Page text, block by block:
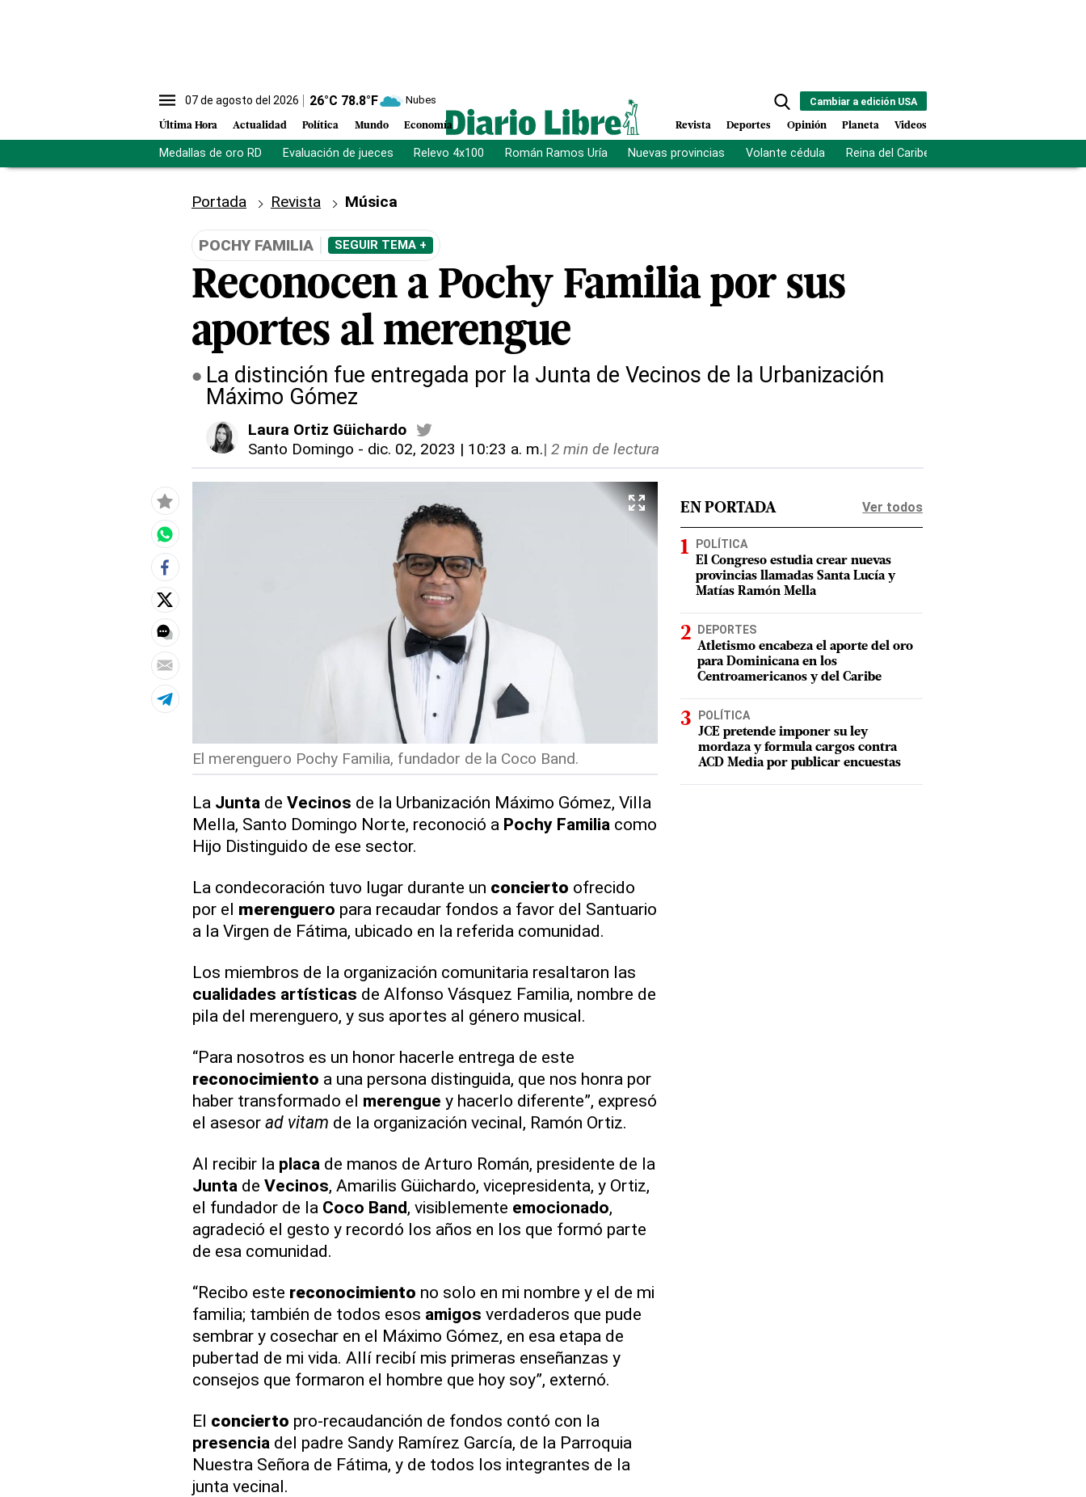
07 de agosto del 2026 26°C 78.8°F Nubes
Última Hora Actualidad Política Mundo Economía
Cambiar a edición USA
Revista Deportes Opinión Planeta Videos
Medallas de oro RD Evaluación de jueces Relevo 4x100 Román Ramos Uría Nuevas provincias Volante cédula Reina del Caribe
Portada Revista Música
POCHY FAMILIA SEGUIR TEMA +
Reconocen a Pochy Familia por sus
aportes al merengue
La distinción fue entregada por la Junta de Vecinos de la Urbanización
Máximo Gómez
Laura Ortiz Güichardo
Santo Domingo - dic. 02, 2023 | 10:23 a. m.| 2 min de lectura
El merenguero Pochy Familia, fundador de la Coco Band.
La Junta de Vecinos de la Urbanización Máximo Gómez, Villa
Mella, Santo Domingo Norte, reconoció a Pochy Familia como
Hijo Distinguido de ese sector.
La condecoración tuvo lugar durante un concierto ofrecido
por el merenguero para recaudar fondos a favor del Santuario
a la Virgen de Fátima, ubicado en la referida comunidad.
Los miembros de la organización comunitaria resaltaron las
cualidades artísticas de Alfonso Vásquez Familia, nombre de
pila del merenguero, y sus aportes al género musical.
“Para nosotros es un honor hacerle entrega de este
reconocimiento a una persona distinguida, que nos honra por
haber transformado el merengue y hacerlo diferente”, expresó
el asesor ad vitam de la organización vecinal, Ramón Ortiz.
Al recibir la placa de manos de Arturo Román, presidente de la
Junta de Vecinos, Amarilis Güichardo, vicepresidenta, y Ortiz,
el fundador de la Coco Band, visiblemente emocionado,
agradeció el gesto y recordó los años en los que formó parte
de esa comunidad.
“Recibo este reconocimiento no solo en mi nombre y el de mi
familia; también de todos esos amigos verdaderos que pude
sembrar y cosechar en el Máximo Gómez, en esa etapa de
pubertad de mi vida. Allí recibí mis primeras enseñanzas y
consejos que formaron el hombre que hoy soy”, externó.
El concierto pro-recaudanción de fondos contó con la
presencia del padre Sandy Ramírez García, de la Parroquia
Nuestra Señora de Fátima, y de todos los integrantes de la
junta vecinal.
EN PORTADA Ver todos
POLÍTICA
El Congreso estudia crear nuevas
provincias llamadas Santa Lucía y
Matías Ramón Mella
DEPORTES
Atletismo encabeza el aporte del oro
para Dominicana en los
Centroamericanos y del Caribe
POLÍTICA
JCE pretende imponer su ley
mordaza y formula cargos contra
ACD Media por publicar encuestas